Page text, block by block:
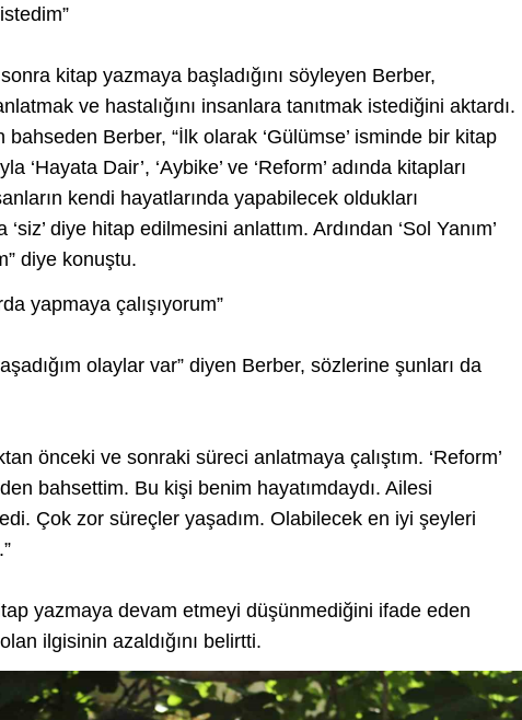
kitap yazmaya başladığını söyleyen Berber,
ve hastalığını insanlara tanıtmak istediğini aktardı.
bahseden Berber, “İlk olarak ‘Gülümse’ isminde bir kitap
‘Hayata Dair’, ‘Aybike’ ve ‘Reform’ adında kitapları
kendi hayatlarında yapabilecek oldukları
diye hitap edilmesini anlattım. Ardından ‘Sol Yanım’
diye konuştu.
yapmaya çalışıyorum”
olaylar var” diyen Berber, sözlerine şunları da
önceki ve sonraki süreci anlatmaya çalıştım. ‘Reform’
bahsettim. Bu kişi benim hayatımdaydı. Ailesi
Çok zor süreçler yaşadım. Olabilecek en iyi şeyleri
yazmaya devam etmeyi düşünmediğini ifade eden
ilgisinin azaldığını belirtti.